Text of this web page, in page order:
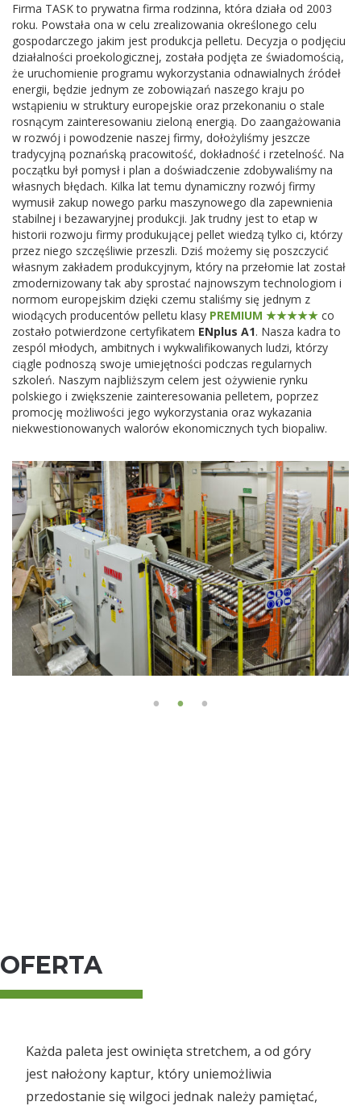
Firma TASK to prywatna firma rodzinna, która działa od 2003
roku. Powstała ona w celu zrealizowania określonego celu
gospodarczego jakim jest produkcja pelletu. Decyzja o podjęciu
działalności proekologicznej, została podjęta ze świadomością,
że uruchomienie programu wykorzystania odnawialnych źródeł
energii, będzie jednym ze zobowiązań naszego kraju po
wstąpieniu w struktury europejskie oraz przekonaniu o stale
rosnącym zainteresowaniu zieloną energią. Do zaangażowania
w rozwój i powodzenie naszej firmy, dołożyliśmy jeszcze
tradycyjną poznańską pracowitość, dokładność i rzetelność. Na
początku był pomysł i plan a doświadczenie zdobywaliśmy na
własnych błędach. Kilka lat temu dynamiczny rozwój firmy
wymusił zakup nowego parku maszynowego dla zapewnienia
stabilnej i bezawaryjnej produkcji. Jak trudny jest to etap w
historii rozwoju firmy produkującej pellet wiedzą tylko ci, którzy
przez niego szczęśliwie przeszli. Dziś możemy się poszczycić
własnym zakładem produkcyjnym, który na przełomie lat został
zmodernizowany tak aby sprostać najnowszym technologiom i
normom europejskim dzięki czemu staliśmy się jednym z
wiodących producentów pelletu klasy PREMIUM ★★★★★ co
zostało potwierdzone certyfikatem ENplus A1. Nasza kadra to
zespól młodych, ambitnych i wykwalifikowanych ludzi, którzy
ciągle podnoszą swoje umiejętności podczas regularnych
szkoleń. Naszym najbliższym celem jest ożywienie rynku
polskiego i zwiększenie zainteresowania pelletem, poprzez
promocję możliwości jego wykorzystania oraz wykazania
niekwestionowanych walorów ekonomicznych tych biopaliw.
OFERTA
Każda paleta jest owinięta stretchem, a od góry
jest nałożony kaptur, który uniemożliwia
przedostanie się wilgoci jednak należy pamiętać,